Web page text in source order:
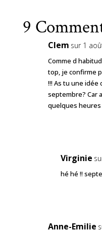
9
Clem sur 1
Comme d
top, je confirme
!!! As tu une idée
septembre? Car
quelques heures
Virginie
hé hé !!
Anne-Emilie